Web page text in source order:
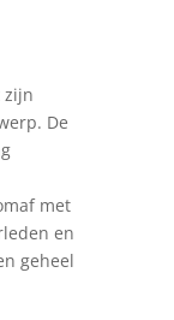
zijn
De
met
en
geheel